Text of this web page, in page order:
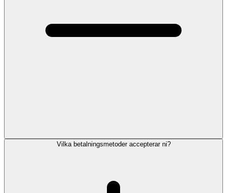
Vilka betalningsmetoder accepterar ni?